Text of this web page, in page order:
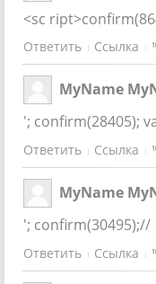
<sc
Ответить Ссылка
MyName
'; confirm(28405);
Ответить Ссылка
MyName
'; confirm(30495);//
Ответить Ссылка